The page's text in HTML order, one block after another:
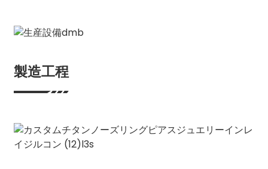
製造工程